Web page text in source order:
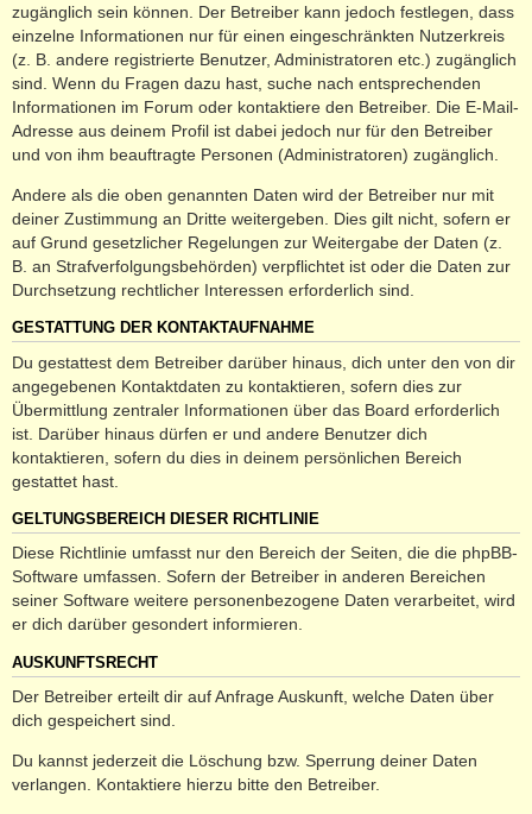
zugänglich sein können. Der Betreiber kann jedoch festlegen, dass
einzelne Informationen nur für einen eingeschränkten Nutzerkreis
(z. B. andere registrierte Benutzer, Administratoren etc.) zugänglich
sind. Wenn du Fragen dazu hast, suche nach entsprechenden
Informationen im Forum oder kontaktiere den Betreiber. Die E-Mail-
Adresse aus deinem Profil ist dabei jedoch nur für den Betreiber
und von ihm beauftragte Personen (Administratoren) zugänglich.
Andere als die oben genannten Daten wird der Betreiber nur mit
deiner Zustimmung an Dritte weitergeben. Dies gilt nicht, sofern er
auf Grund gesetzlicher Regelungen zur Weitergabe der Daten (z.
B. an Strafverfolgungsbehörden) verpflichtet ist oder die Daten zur
Durchsetzung rechtlicher Interessen erforderlich sind.
GESTATTUNG DER KONTAKTAUFNAHME
Du gestattest dem Betreiber darüber hinaus, dich unter den von dir
angegebenen Kontaktdaten zu kontaktieren, sofern dies zur
Übermittlung zentraler Informationen über das Board erforderlich
ist. Darüber hinaus dürfen er und andere Benutzer dich
kontaktieren, sofern du dies in deinem persönlichen Bereich
gestattet hast.
GELTUNGSBEREICH DIESER RICHTLINIE
Diese Richtlinie umfasst nur den Bereich der Seiten, die die phpBB-
Software umfassen. Sofern der Betreiber in anderen Bereichen
seiner Software weitere personenbezogene Daten verarbeitet, wird
er dich darüber gesondert informieren.
AUSKUNFTSRECHT
Der Betreiber erteilt dir auf Anfrage Auskunft, welche Daten über
dich gespeichert sind.
Du kannst jederzeit die Löschung bzw. Sperrung deiner Daten
verlangen. Kontaktiere hierzu bitte den Betreiber.